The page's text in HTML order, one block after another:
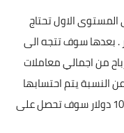
الاول تحتاج
نسبه عمولة بقيمة 100 دولار . بعدها سوف تتجه الى
الذي يمنحك نسبة 11% أرباح من اجمالي معاملات
النسبة يتم احتسابها
كالتالي . لنفترض ان صديقك قام بتحويل 100 دولار سوف تحصل على